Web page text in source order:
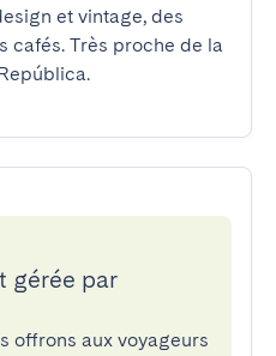
et vintage, des
cafés. Très proche de la
gérée par
offrons aux voyageurs